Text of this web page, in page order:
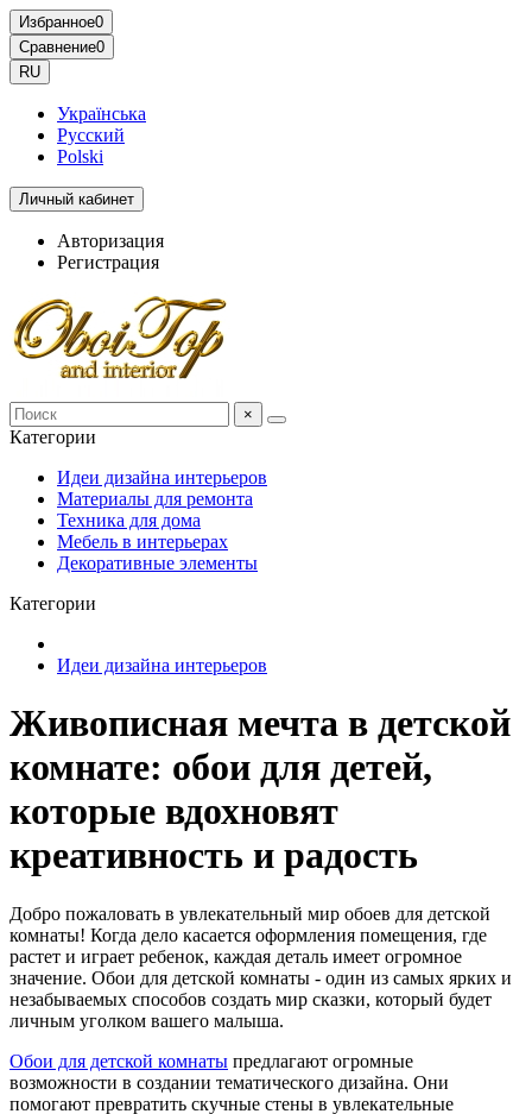
Избранное0
Сравнение0
RU
Українська
Русский
Polski
Личный кабинет
Авторизация
Регистрация
×
Категории
Идеи дизайна интерьеров
Материалы для ремонта
Техника для дома
Мебель в интерьерах
Декоративные элементы
Категории
Идеи дизайна интерьеров
Живописная мечта в детской
комнате: обои для детей,
которые вдохновят
креативность и радость
Добро пожаловать в увлекательный мир обоев для детской
комнаты! Когда дело касается оформления помещения, где
растет и играет ребенок, каждая деталь имеет огромное
значение. Обои для детской комнаты - один из самых ярких и
незабываемых способов создать мир сказки, который будет
личным уголком вашего малыша.
Обои для детской комнаты предлагают огромные
возможности в создании тематического дизайна. Они
помогают превратить скучные стены в увлекательные